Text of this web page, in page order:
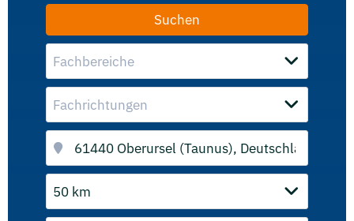
Fachbereiche
Fachrichtungen
50 km